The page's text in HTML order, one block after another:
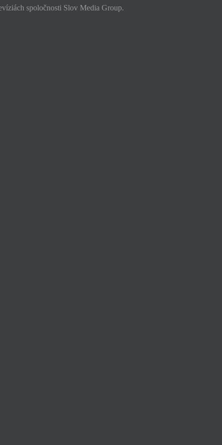
spoločnosti Slov Media Group.